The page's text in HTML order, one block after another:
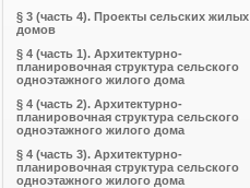
§ 3 (часть 4). Проекты сельских жилых
домов
§ 4 (часть 1). Архитектурно-
планировочная структура сельского
одноэтажного жилого дома
§ 4 (часть 2). Архитектурно-
планировочная структура сельского
одноэтажного жилого дома
§ 4 (часть 3). Архитектурно-
планировочная структура сельского
одноэтажного жилого дома